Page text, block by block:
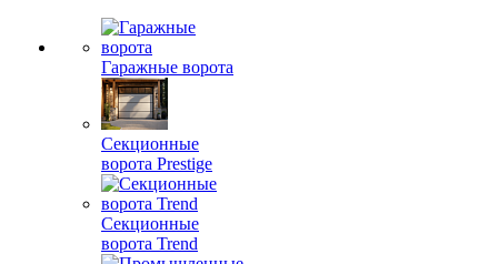
Гаражные ворота
Секционные
ворота Prestige
Секционные
ворота Trend